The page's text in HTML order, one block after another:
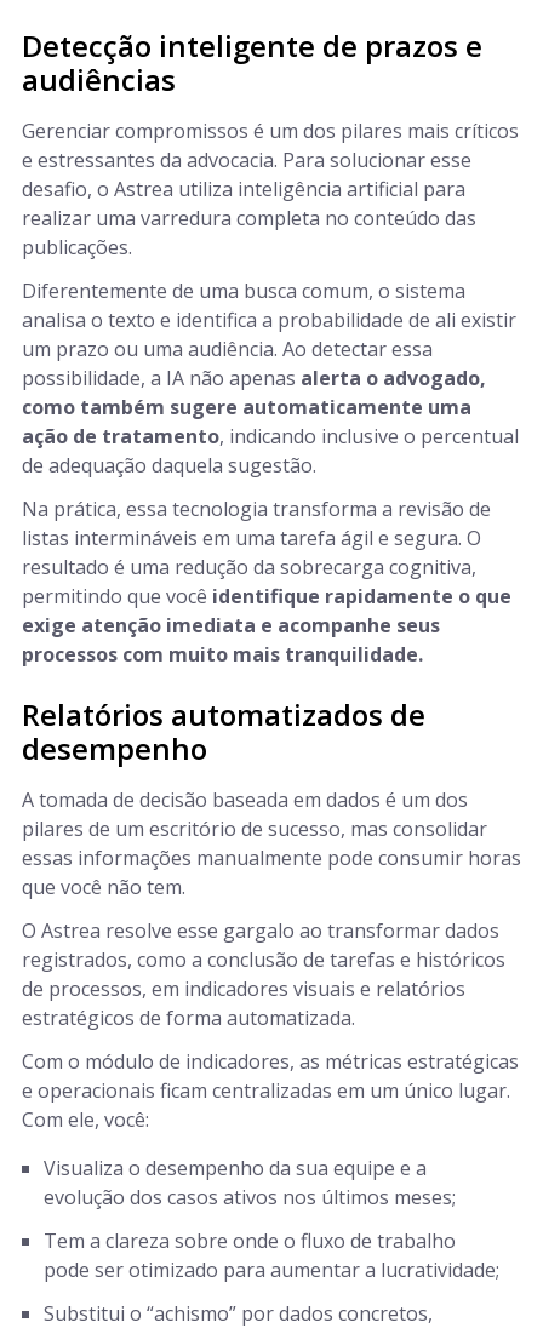
Detecção inteligente de prazos e
audiências
Gerenciar compromissos é um dos pilares mais críticos
e estressantes da advocacia. Para solucionar esse
desafio, o Astrea utiliza inteligência artificial para
realizar uma varredura completa no conteúdo das
publicações.
Diferentemente de uma busca comum, o sistema
analisa o texto e identifica a probabilidade de ali existir
um prazo ou uma audiência. Ao detectar essa
possibilidade, a IA não apenas alerta o advogado,
como também sugere automaticamente uma
ação de tratamento, indicando inclusive o percentual
de adequação daquela sugestão.
Na prática, essa tecnologia transforma a revisão de
listas intermináveis em uma tarefa ágil e segura. O
resultado é uma redução da sobrecarga cognitiva,
permitindo que você identifique rapidamente o que
exige atenção imediata e acompanhe seus
processos com muito mais tranquilidade.
Relatórios automatizados de
desempenho
A tomada de decisão baseada em dados é um dos
pilares de um escritório de sucesso, mas consolidar
essas informações manualmente pode consumir horas
que você não tem.
O Astrea resolve esse gargalo ao transformar dados
registrados, como a conclusão de tarefas e históricos
de processos, em indicadores visuais e relatórios
estratégicos de forma automatizada.
Com o módulo de indicadores, as métricas estratégicas
e operacionais ficam centralizadas em um único lugar.
Com ele, você:
Visualiza o desempenho da sua equipe e a
evolução dos casos ativos nos últimos meses;
Tem a clareza sobre onde o fluxo de trabalho
pode ser otimizado para aumentar a lucratividade;
Substitui o “achismo” por dados concretos,